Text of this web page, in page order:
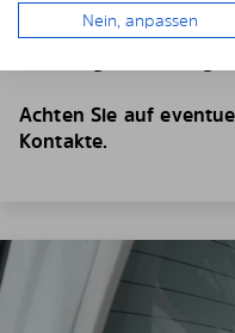
vor Ihren
Setzen Sie die
Achten Sie auf
Kontakte.
Nein, anpassen